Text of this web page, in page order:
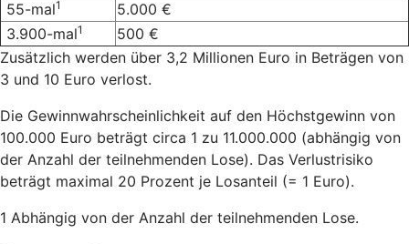
55-mal1
5.000 €
3.900-mal1
500 €
Zusätzlich werden über 3,2 Millionen Euro in Beträgen von
3 und 10 Euro verlost.
Die Gewinnwahrscheinlichkeit auf den Höchstgewinn von
100.000 Euro beträgt circa 1 zu 11.000.000 (abhängig von
der Anzahl der teilnehmenden Lose). Das Verlustrisiko
beträgt maximal 20 Prozent je Losanteil (= 1 Euro).
1 Abhängig von der Anzahl der teilnehmenden Lose.